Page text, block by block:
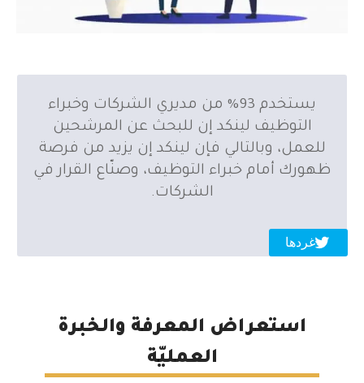
يستخدم 93% من مديري الشركات وخبراء
التوظيف لينكد إن للبحث عن المرشحين
للعمل، وبالتالي فإن لينكد إن يزيد من فرصة
ظهورك أمام خبراء التوظيف، وصنّاع القرار في
الشركات.
غردها
استعراض المعرفة والخبرة
العمليّة